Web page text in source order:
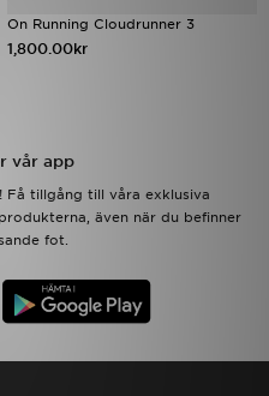
On Running Cloudrunner 3
1,800.00kr
vår app
Få tillgång till våra exklusiva
även när du befinner
fot.